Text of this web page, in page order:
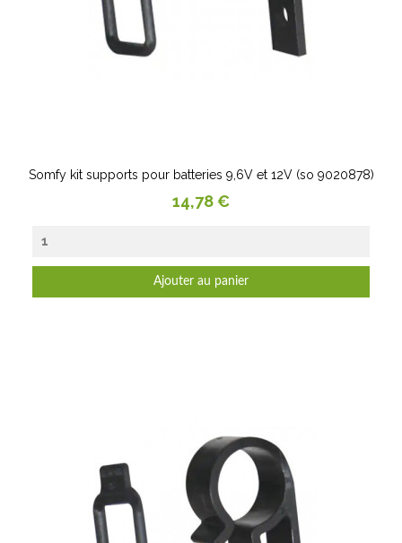
Somfy kit supports pour batteries 9,6V et 12V (so 9020878)
Prix
14,78 €
Ajouter au panier